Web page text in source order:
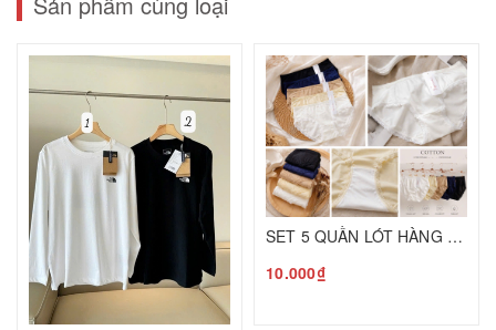
SET 5 QUẦN LÓT HÀNG HIỆU Triu C26080731
10.000₫